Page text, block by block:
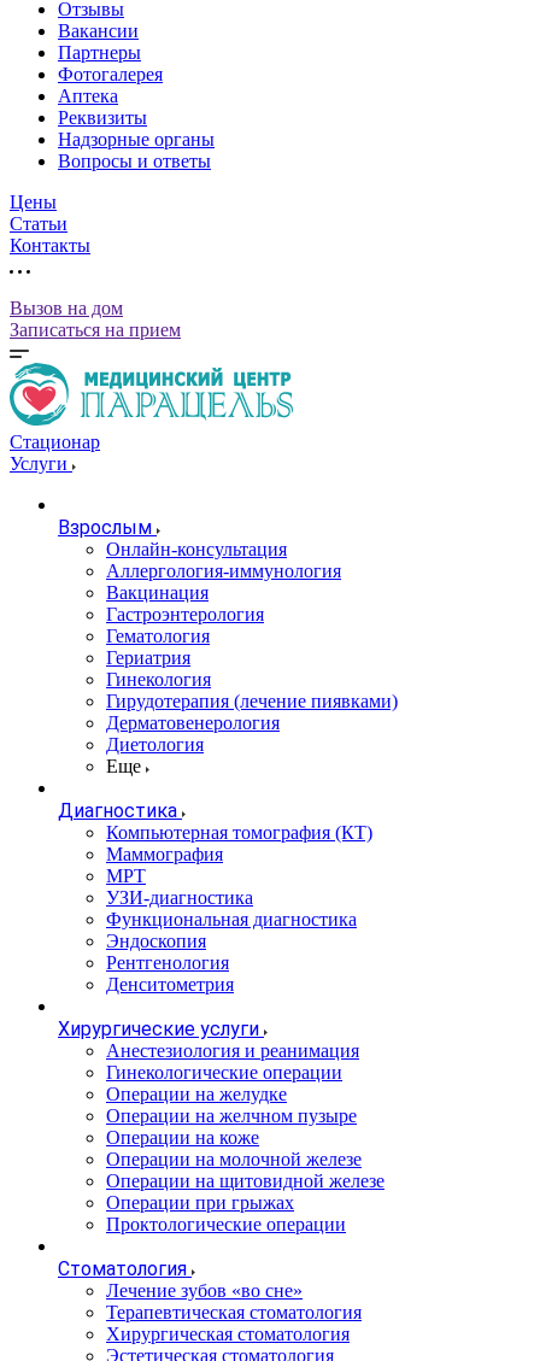
Отзывы
Вакансии
Партнеры
Фотогалерея
Аптека
Реквизиты
Надзорные органы
Вопросы и ответы
Цены
Статьи
Контакты
Вызов на дом
Записаться на прием
Стационар
Услуги
Взрослым
Онлайн-консультация
Аллергология-иммунология
Вакцинация
Гастроэнтерология
Гематология
Гериатрия
Гинекология
Гирудотерапия (лечение пиявками)
Дерматовенерология
Диетология
Еще
Диагностика
Компьютерная томография (КТ)
Маммография
МРТ
УЗИ-диагностика
Функциональная диагностика
Эндоскопия
Рентгенология
Денситометрия
Хирургические услуги
Анестезиология и реанимация
Гинекологические операции
Операции на желудке
Операции на желчном пузыре
Операции на коже
Операции на молочной железе
Операции на щитовидной железе
Операции при грыжах
Проктологические операции
Стоматология
Лечение зубов «во сне»
Терапевтическая стоматология
Хирургическая стоматология
Эстетическая стоматология